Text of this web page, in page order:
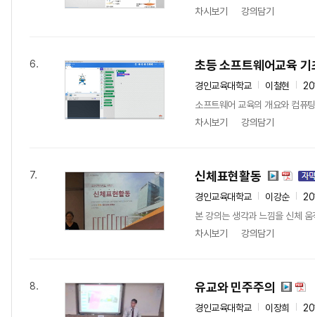
차시보기
강의담기
6. 초등 소프트웨어교육 기
경인교육대학교 이철현
소프트웨어 교육의 개요와 컴퓨
차시보기
강의담기
7. 신체표현활동
경인교육대학교 이강순
본 강의는 생각과 느낌을 신체
차시보기
강의담기
8. 유교와 민주주의
경인교육대학교 이장희